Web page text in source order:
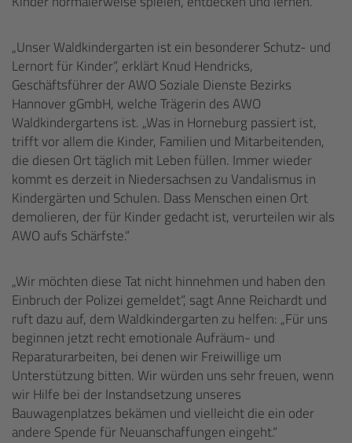
„Unser Waldkindergarten ist ein besonderer Schutz- und
Lernort für Kinder“, erklärt Knud Hendricks,
Geschäftsführer der AWO Soziale Dienste Bezirks
Hannover gGmbH, welche Trägerin des AWO
Waldkindergartens ist. „Was in Horneburg passiert ist,
trifft vor allem die Kinder, Familien und Mitarbeitenden,
die diesen Ort täglich mit Leben füllen. Immer wieder
kommt es derzeit in Niedersachsen zu Vandalismus in
Kindergärten und Schulen. Dass Menschen einen Ort
demolieren, der für Kinder gedacht ist, verurteilen wir als
AWO aufs Schärfste.“
„Wir möchten diese Tat nicht hinnehmen und haben den
Einbruch der Polizei gemeldet“, sagt Anne Reichardt und
ruft dazu auf, dem Waldkindergarten zu helfen: „Für uns
beginnen jetzt recht emotionale Aufräum- und
Reparaturarbeiten, bei denen wir Freiwillige um
Unterstützung bitten. Wir würden uns sehr freuen, wenn
wir Hilfe bei der Instandsetzung unseres
Bauwagenplatzes bekämen und vielleicht die ein oder
andere Spende für Neuanschaffungen eingeht.“